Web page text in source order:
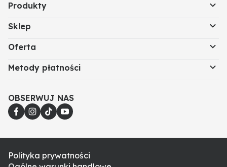
Produkty
Sklep
Oferta
Metody płatności
OBSERWUJ NAS
Polityka prywatności